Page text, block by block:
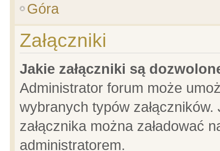
Góra
Załączniki
Jakie załączniki są
Administrator forum może
wybranych typów
załącznika można załadować
administratorem.